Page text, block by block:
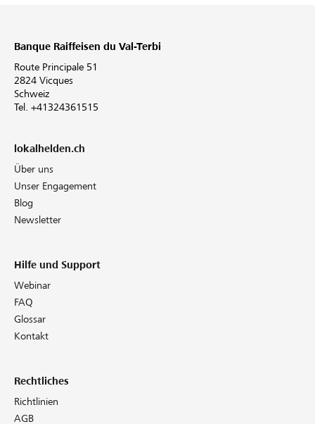
Banque Raiffeisen du Val-Terbi
Route Principale 51
2824 Vicques
Schweiz
Tel. +41324361515
lokalhelden.ch
Über uns
Unser Engagement
Blog
Newsletter
Hilfe und Support
Webinar
FAQ
Glossar
Kontakt
Rechtliches
Richtlinien
AGB